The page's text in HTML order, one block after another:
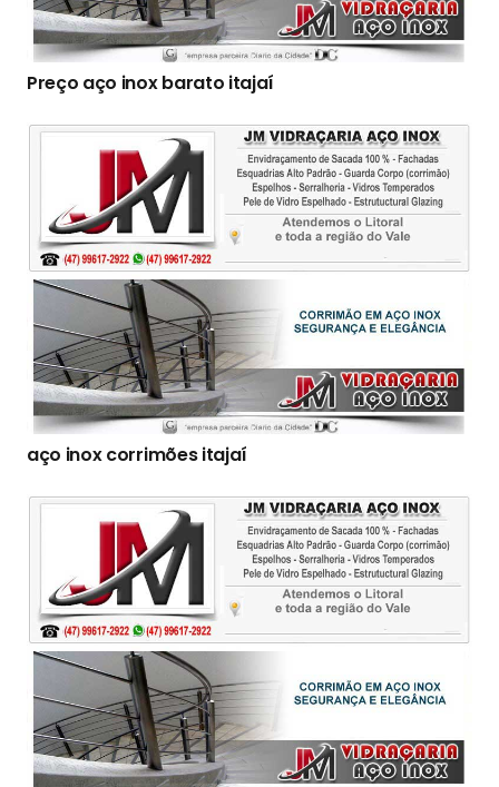
Preço aço inox barato itajaí
aço inox corrimões itajaí